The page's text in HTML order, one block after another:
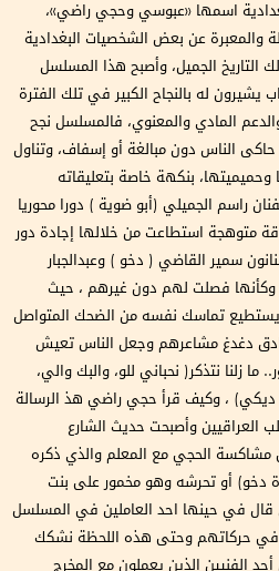
اسمها «عبوسي وحجي راضي»،
والمعبرة عن بعض الشخصيات البغدادية
الجميل، وأصبح هذا المسلسل
يشيرون له بالنجاح الكبير في تلك الفترة
المادي والمعنوي، فالمسلسل نجح
الناس دون مبالغة أو إسفاف، وتناول
وحميميتها، بنكهة خاصة بتعليقاته
راسم الجميلي (أبو ضوية ) دورا محوريا
متوهجة استطاعت من خلالها إجادة دور
سمير القاضي ( دخو ) وعبدالجبار
وكأنها فصلت لهم دون غيرهم ، حيث
يستطيع تماسك نفسه من الضحك المتواصل
دغدغ مشاعرهم وجعل الناس تعيش
زلنا نتذكر( نحباني للو، والبك والي،
ديكي) ، وكيف قرأ حجي راضي هذ الرسالة
العراقيين وأصبحت حديث الشارع
مشاكسة الحجي مع المعلم والذي ذكره
دخو) أو تحرشه وهو مخمور على بنت
قال في حينها احد العاملين في المسلسل
حركاتهم وحتى هذه اللحظة نشكك
الفنيين الذين يعملون مع المخرج